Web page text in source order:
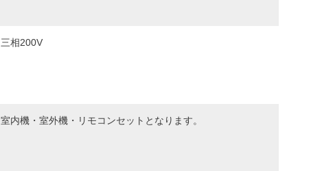
三相200V
室内機・室外機・リモコンセットとなります。